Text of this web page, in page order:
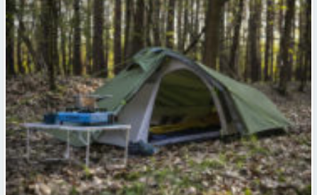
Kā izvēlēties izturīgu telti? Svarīgākie tehniskie parametri un
salīdzinājums